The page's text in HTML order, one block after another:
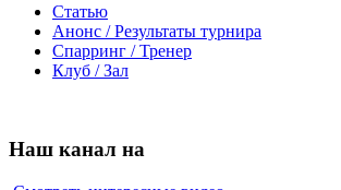
Статью
Анонс / Результаты турнира
Спарринг / Тренер
Клуб / Зал
Наш канал на